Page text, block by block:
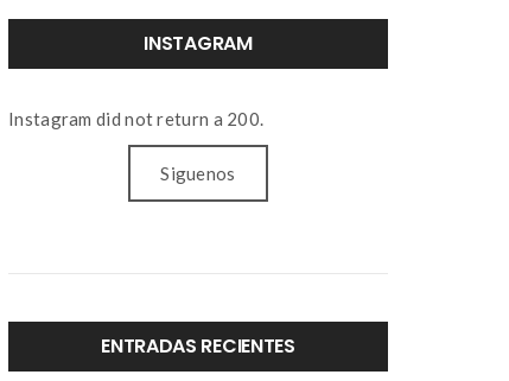
INSTAGRAM
Instagram did not return a 200.
Siguenos
ENTRADAS RECIENTES